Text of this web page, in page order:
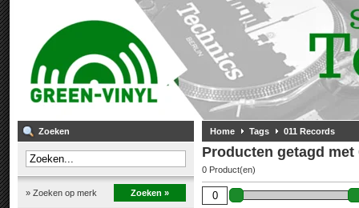
Zoeken
» Zoeken op merk Zoeken »
Home Tags 011 Records
Producten getagd met
0 Product(en)